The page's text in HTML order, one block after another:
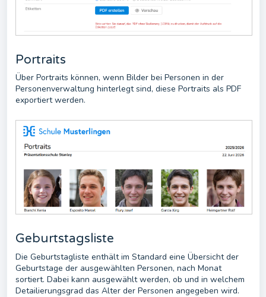
Portraits
Über Portraits können, wenn Bilder bei Personen in der
Personenverwaltung hinterlegt sind, diese Portraits als PDF
exportiert werden.
Geburtstagsliste
Die Geburtstagliste enthält im Standard eine Übersicht der
Geburtstage der ausgewählten Personen, nach Monat
sortiert. Dabei kann ausgewählt werden, ob und in welchem
Detailierungsgrad das Alter der Personen angegeben wird.